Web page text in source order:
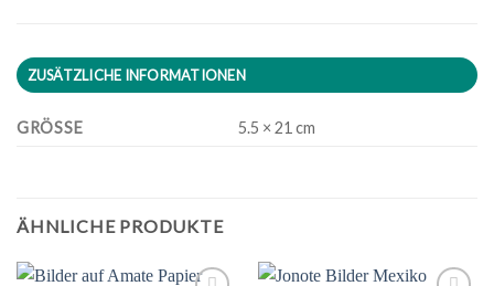
ZUSÄTZLICHE INFORMATIONEN
GRÖSSE 5.5 × 21 cm
ÄHNLICHE PRODUKTE